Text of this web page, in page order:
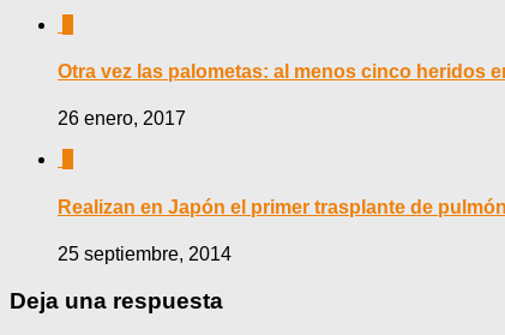
Otra vez las palometas: al menos cinco heridos
26 enero, 2017
Realizan en Japón el primer trasplante de
25 septiembre, 2014
Deja una respuesta